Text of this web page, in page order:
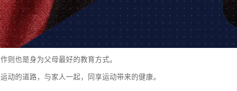
则也是身为父母最好的教育方式。
动的道路，与家人一起，同享运动带来的健康。